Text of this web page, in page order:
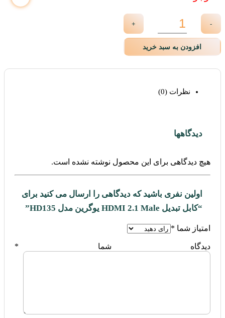
-
+
افزودن به سبد خرید
نظرات (0)
دیدگاهها
هیچ دیدگاهی برای این محصول نوشته نشده است.
اولین نفری باشید که دیدگاهی را ارسال می کنید برای
“کابل تبدیل HDMI 2.1 Male یوگرین مدل HD135”
امتیاز شما *
دیدگاه شما *